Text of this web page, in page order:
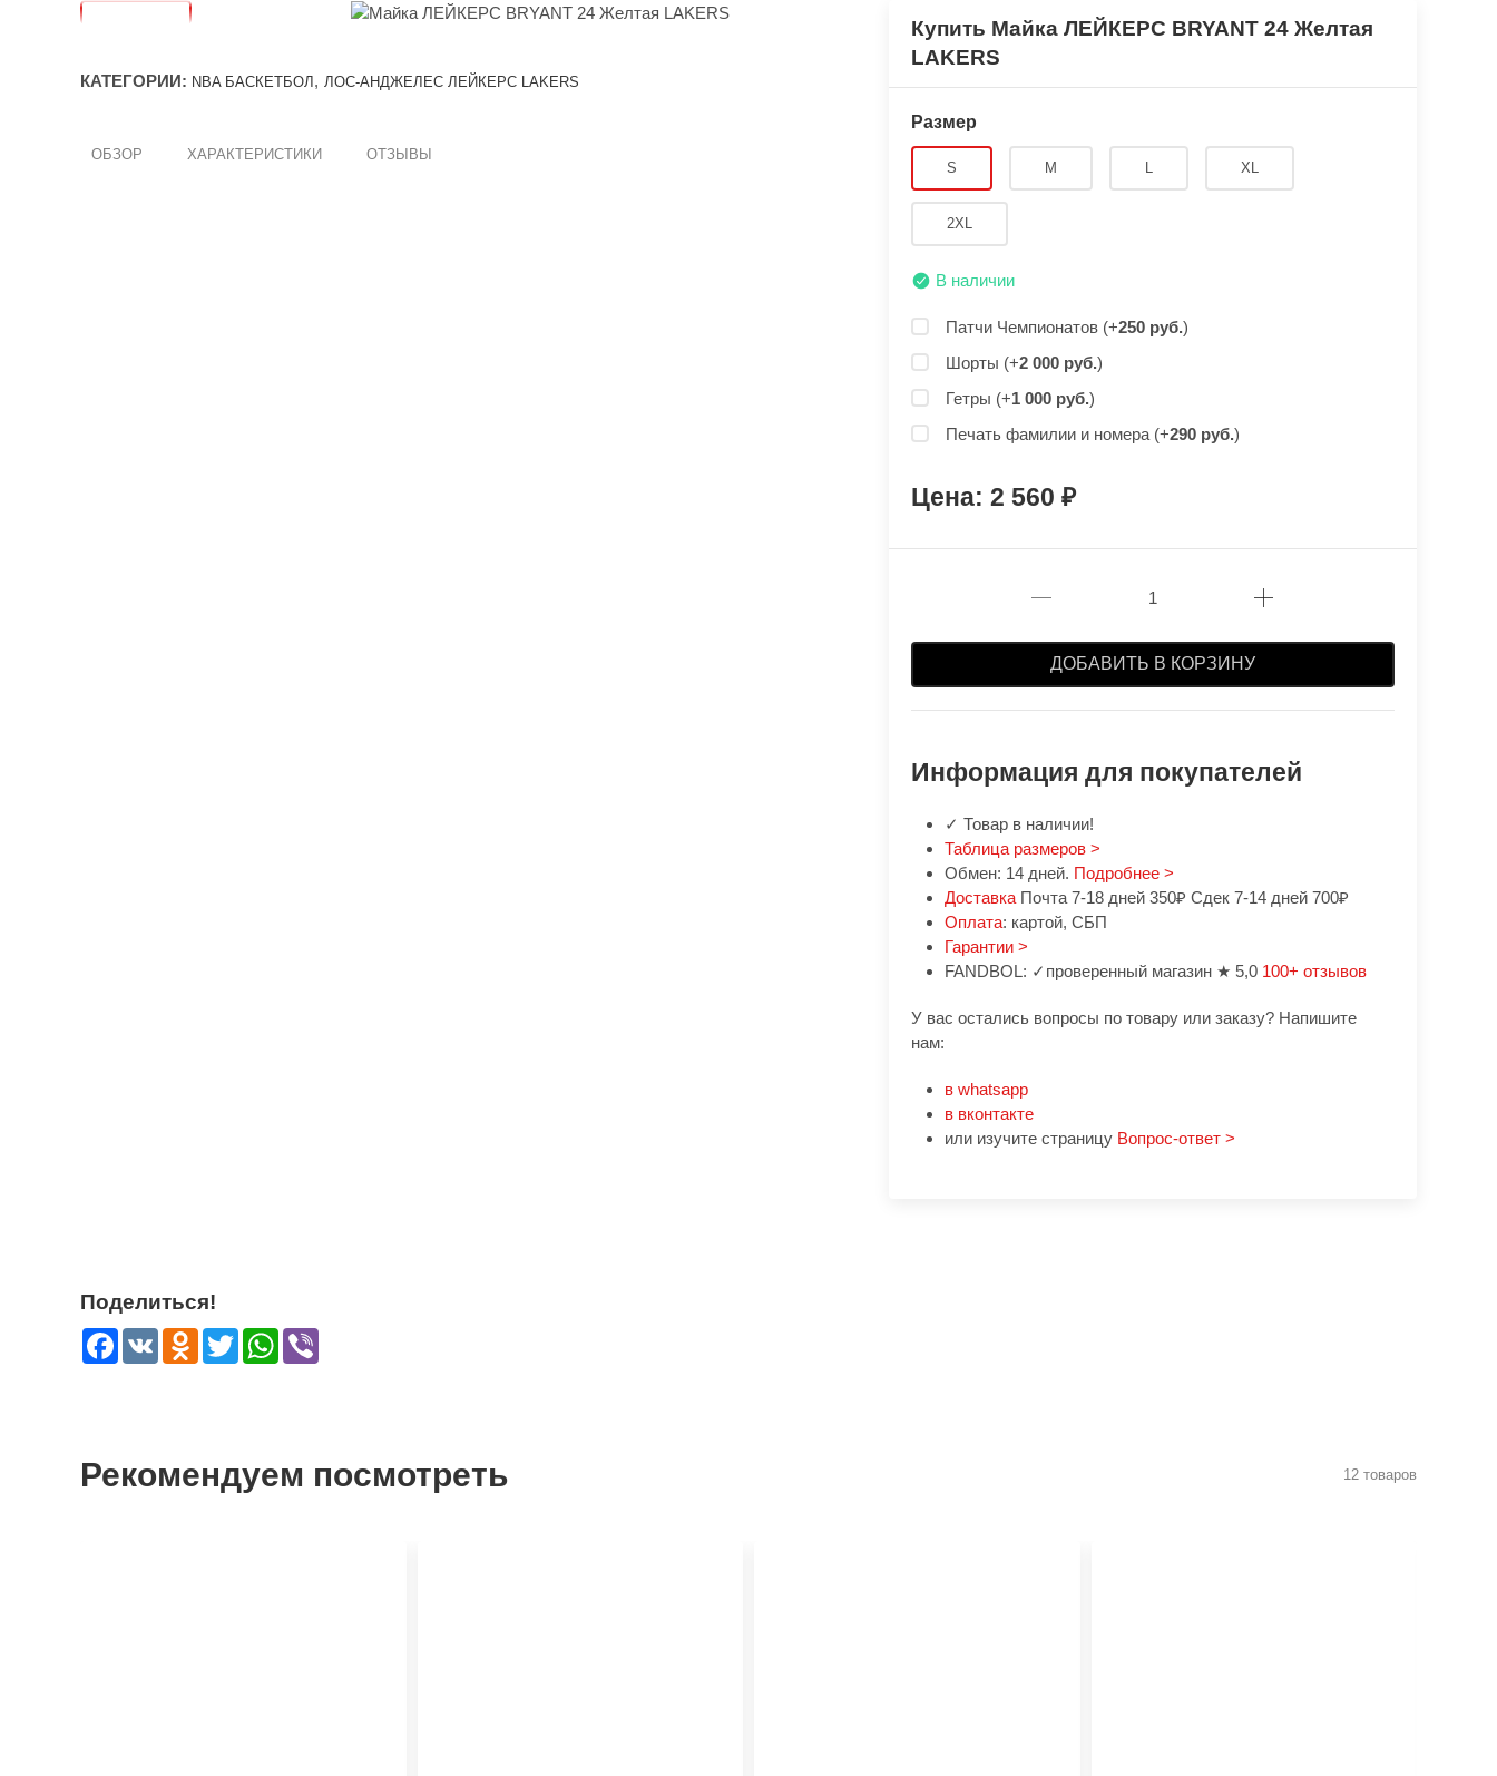
КАТЕГОРИИ: NBA БАСКЕТБОЛ, ЛОС-АНДЖЕЛЕС ЛЕЙКЕРС LAKERS
ОБЗОР ХАРАКТЕРИСТИКИ ОТЗЫВЫ
Купить Майка ЛЕЙКЕРС BRYANT 24 Желтая
LAKERS
Размер
S M L XL
2XL
В наличии
Патчи Чемпионатов (+250 руб.)
Шорты (+2 000 руб.)
Гетры (+1 000 руб.)
Печать фамилии и номера (+290 руб.)
2 560
ДОБАВИТЬ В КОРЗИНУ
Информация для покупателей
✓ Товар в наличии!
Таблица размеров >
Обмен: 14 дней. Подробнее >
Доставка Почта 7-18 дней 350₽ Сдек 7-14 дней 700₽
Оплата: картой, СБП
Гарантии >
FANDBOL: ✓проверенный магазин ★ 5,0 100+ отзывов
У вас остались вопросы по товару или заказу? Напишите
нам:
в whatsapp
в вконтакте
или изучите страницу Вопрос-ответ >
Поделиться!
Facebook
VK Odnoklassniki
TwitterWhatsApp
Рекомендуем посмотреть 12 товаров